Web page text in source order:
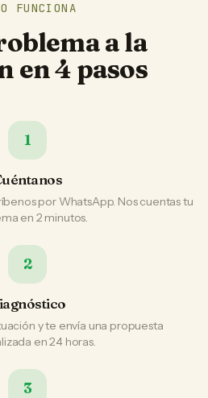
FUNCIONA
a la
en 4 pasos
1
por WhatsApp. Nos cuentas tu
en 2 minutos.
2
y te envía una propuesta
en 24 horas.
3